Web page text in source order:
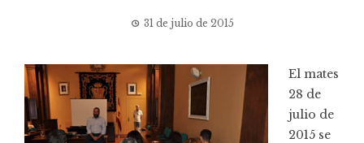
31 de julio de 2015
El mates
28 de
julio de
2015 se